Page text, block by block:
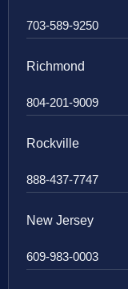
703-589-9250
Richmond
804-201-9009
Rockville
888-437-7747
New Jersey
609-983-0003